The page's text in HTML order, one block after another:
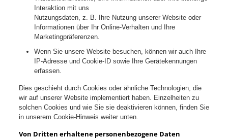
Interaktion mit uns
Nutzungsdaten, z. B. Ihre Nutzung unserer Website oder
Informationen über Ihr Online-Verhalten und Ihre
Marketingpräferenzen.
Wenn Sie unsere Website besuchen, können wir auch Ihre
IP-Adresse und Cookie-ID sowie Ihre Gerätekennungen
erfassen.
Dies geschieht durch Cookies oder ähnliche Technologien, die
wir auf unserer Website implementiert haben. Einzelheiten zu
solchen Cookies und wie Sie sie deaktivieren können, finden Sie
in unserem Cookie-Hinweis weiter unten.
Von Dritten erhaltene personenbezogene Daten